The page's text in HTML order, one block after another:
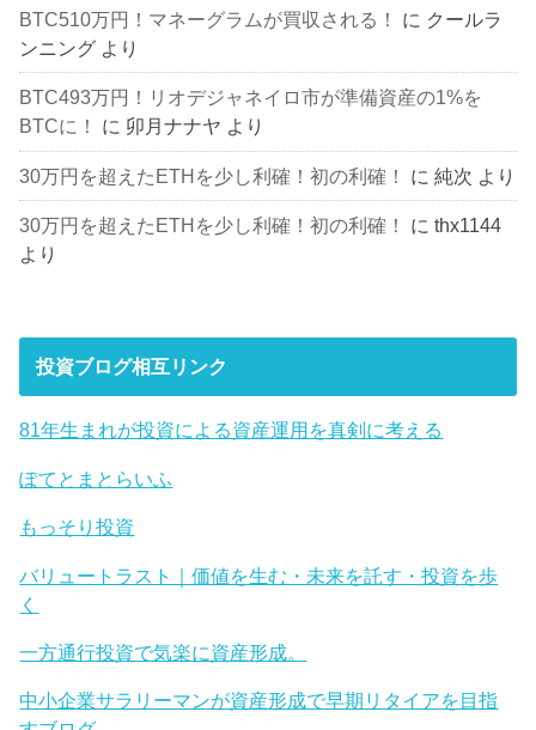
BTC510万円！マネーグラムが買収される！ に クールラ
ンニング より
BTC493万円！リオデジャネイロ市が準備資産の1%を
BTCに！
に 卯月ナナヤ より
30万円を超えたETHを少し利確！初の利確！ に純次 より
30万円を超えたETHを少し利確！初の利確！ にthx1144
より
投資ブログ相互リンク
81年生まれが投資による資産運用を真剣に考える
ぽてとまとらいふ
もっそり投資
バリュートラスト｜価値を生む・未来を託す・投資を歩
く
一方通行投資で気楽に資産形成。
中小企業サラリーマンが資産形成で早期リタイアを目指